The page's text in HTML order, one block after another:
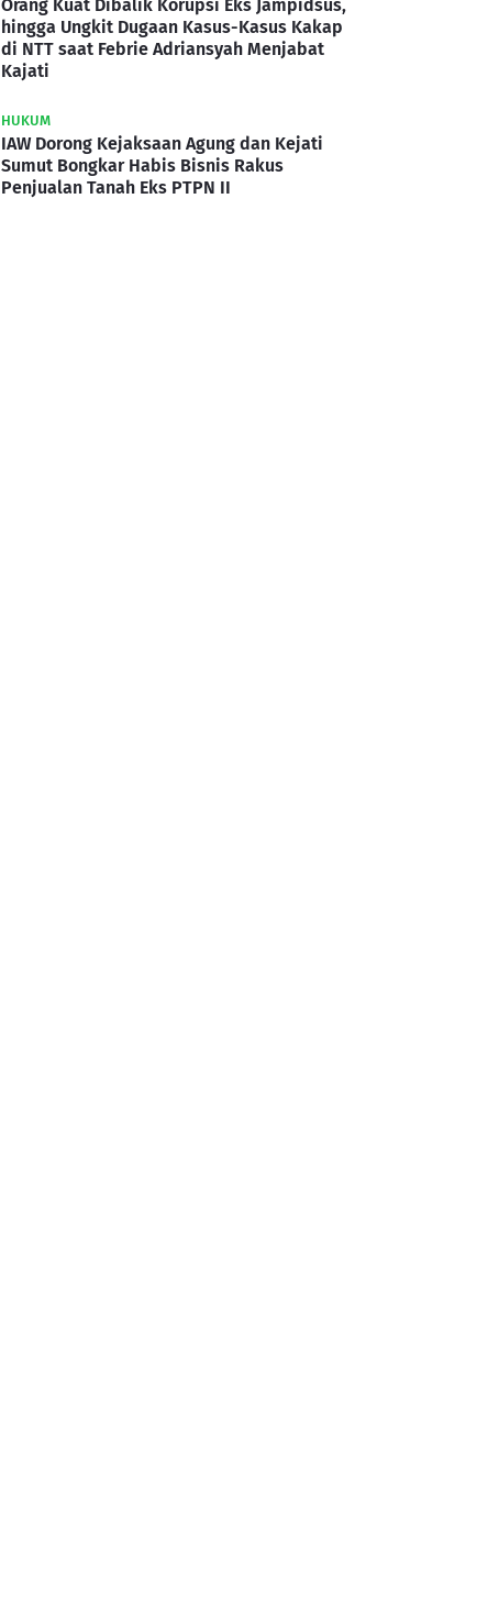
Orang Kuat Dibalik Korupsi Eks Jampidsus,
hingga Ungkit Dugaan Kasus-Kasus Kakap
di NTT saat Febrie Adriansyah Menjabat
Kajati
HUKUM
IAW Dorong Kejaksaan Agung dan Kejati
Sumut Bongkar Habis Bisnis Rakus
Penjualan Tanah Eks PTPN II